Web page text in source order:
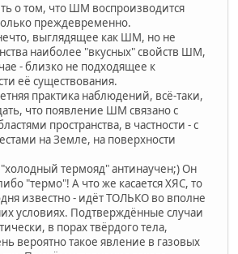
о том, что ШМ воспроизводится
преждевременно.
выглядящее как ШМ, но не
наиболее "вкусных" свойств ШМ,
- близко не подходящее к
её существования.
практика наблюдений, всё-таки,
что появление ШМ связано с
пространства, в частности - с
на Земле, на поверхности
термояд" антинаучен;) Он
"термо"! А что же касается ХЯС, то
известно - идёт ТОЛЬКО во вполне
условиях. Подтверждённые случаи
в порах твёрдого тела,
вероятно такое явление в газовых